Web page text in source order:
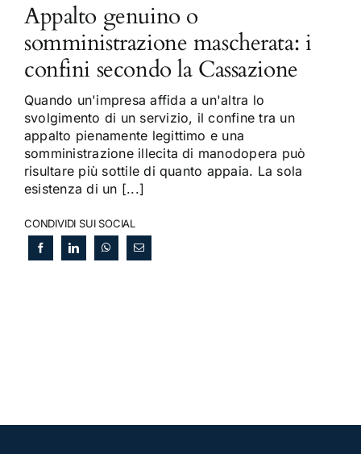
Appalto genuino o
somministrazione mascherata: i
confini secondo la Cassazione
Quando un'impresa affida a un'altra lo
svolgimento di un servizio, il confine tra un
appalto pienamente legittimo e una
somministrazione illecita di manodopera può
risultare più sottile di quanto appaia. La sola
esistenza di un [...]
CONDIVIDI SUI SOCIAL